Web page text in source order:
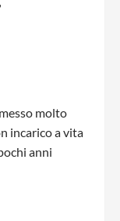
molto
incarico a vita
anni